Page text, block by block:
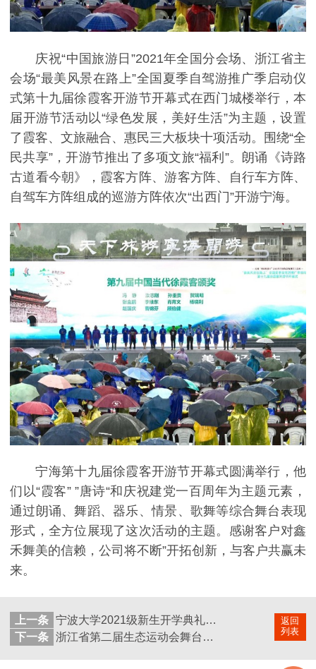
庆祝“中国旅游日”2021年全国分会场、浙江省主
会场“最美风景在路上”全国夏季自驾游推广季启动仪
式第十九届徐霞客开游节开幕式在西门城楼举行，本
届开游节活动以“绿色发展，美好生活”为主题，设置
了霞客、文旅融合、惠民三大板块十项活动。围绕“全
民共享”，开游节推出了多项文旅“福利”。朗诵《诗路
古道看今朝》，霞客方阵、游客方阵、自行车方阵、
自驾车方阵组成的巡游方阵依次“出西门”开游宁海。
宁海第十九届徐霞客开游节开幕式圆满举行，他
们以“霞客” ”唐诗“和庆祝建党一百周年为主题元素，
通过朗诵、舞蹈、器乐、情景、歌舞等综合舞台表现
形式，全方位展现了这次活动的主题。感谢客户对鑫
禾舞美的信赖，公司将不断”开拓创新，与客户共赢未
来。
返回
列表
上一条
宁波大学2021级新生开学典礼舞台租赁
下一条
浙江省第二届生态运动会舞台音响租赁成功案例